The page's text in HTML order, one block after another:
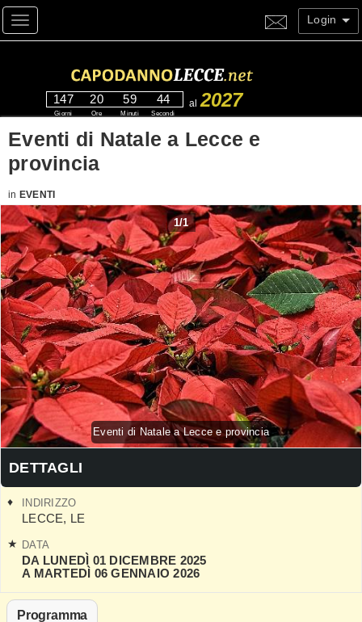
Toggle navigation Login
147
Giorni
20
Ore
59
Minuti
43
Secondi
al 2027
Eventi di Natale a Lecce e
provincia
in EVENTI
1/1
Eventi di Natale a Lecce e provincia
DETTAGLI
INDIRIZZO
LECCE, LE
DATA
DA LUNEDÌ 01 DICEMBRE 2025
A MARTEDÌ 06 GENNAIO 2026
Programma